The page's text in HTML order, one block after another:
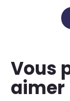
Vous
aimer